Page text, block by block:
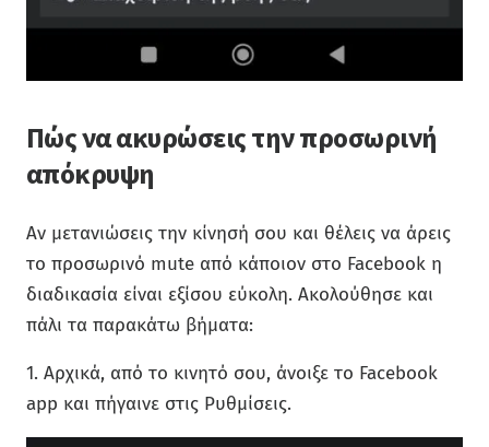
Πώς να ακυρώσεις την προσωρινή
απόκρυψη
Αν μετανιώσεις την κίνησή σου και θέλεις να άρεις
το προσωρινό mute από κάποιον στο Facebook η
διαδικασία είναι εξίσου εύκολη. Ακολούθησε και
πάλι τα παρακάτω βήματα:
1. Αρχικά, από το κινητό σου, άνοιξε το Facebook
app και πήγαινε στις Ρυθμίσεις.